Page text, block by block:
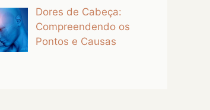
Dores de Cabeça:
Compreendendo os
Pontos e Causas